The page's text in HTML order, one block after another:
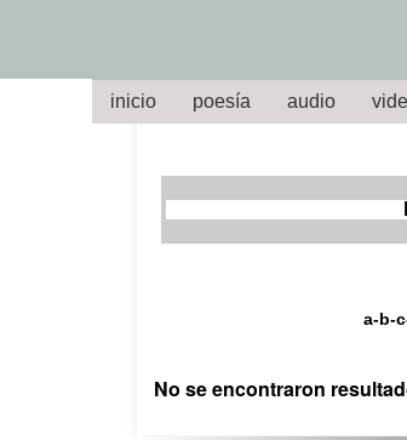
inicio poesía audio
a-b-c
No se encontraron